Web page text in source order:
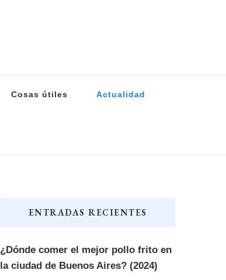
Cosas útiles Actualidad
ENTRADAS RECIENTES
¿Dónde comer el mejor pollo frito en
la ciudad de Buenos Aires? (2024)